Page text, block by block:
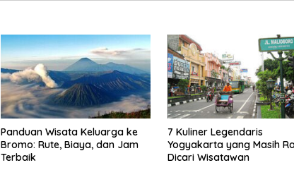
Panduan Wisata Keluarga ke
Bromo: Rute, Biaya, dan Jam
Terbaik
7 Kuliner Legendaris
Yogyakarta yang Masih
Dicari Wisatawan